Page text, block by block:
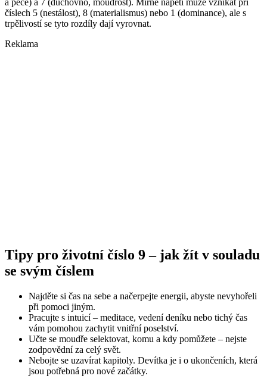
číslech 5 (nestálost), 8 (materialismus) nebo 1 (dominance), ale s
trpělivostí se tyto rozdíly dají vyrovnat.
Reklama
Tipy pro životní číslo 9 – jak žít v souladu
se svým číslem
Najděte si čas na sebe a načerpejte energii, abyste nevyhořeli
při pomoci jiným.
Pracujte s intuicí – meditace, vedení deníku nebo tichý čas
vám pomohou zachytit vnitřní poselství.
Učte se moudře selektovat, komu a kdy pomůžete – nejste
zodpovědní za celý svět.
Nebojte se uzavírat kapitoly. Devítka je i o ukončeních, která
jsou potřebná pro nové začátky.